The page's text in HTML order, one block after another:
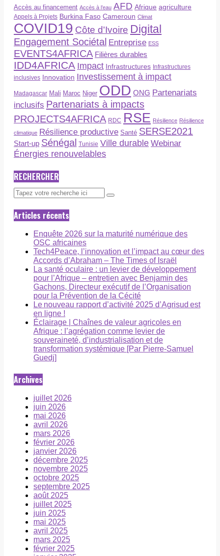
Accès au financement Accès à l’eau AFD Afrique agriculture
Appels à Projets Burkina Faso Cameroun Climat
COVID19 Côte d'Ivoire Digital
Engagement Sociétal Entreprise ESS
EVENTS4AFRICA Filières durables
IDD4AFRICA Impact Infrastructures Infrastructures
inclusives Innovation Investissement à impact
Madagascar Mali Maroc Niger ODD ONG Partenariats
inclusifs Partenariats à impacts
PROJECTS4AFRICA RDC RSE Résilience Résilience
climatique Résilience productive Santé SERSE2021
Start-up Sénégal Tunisie Ville durable Webinar
Énergies renouvelables
RECHERCHER
Articles récents
Enquête 2026 sur la maturité numérique des
OSC africaines
Tech4Peace, l’innovation et l’impact au cœur des
Accords d’Abraham – The Times of Israël
La santé oculaire : un levier de développement
pour l’Afrique – entretien avec Benjamin des
Gachons, Directeur exécutif de l’Organisation
pour la Prévention de la Cécité
Le nouveau rapport d’activité 2025 d’Agrisud est
en ligne !
Éclairage | Chaînes de valeur agricoles en
Afrique : l’agrégation comme levier de
souveraineté, d’industrialisation et de
transformation systémique [Par Pierre-Samuel
Guedj]
Archives
juillet 2026
juin 2026
mai 2026
avril 2026
mars 2026
février 2026
janvier 2026
décembre 2025
novembre 2025
octobre 2025
septembre 2025
août 2025
juillet 2025
juin 2025
mai 2025
avril 2025
mars 2025
février 2025